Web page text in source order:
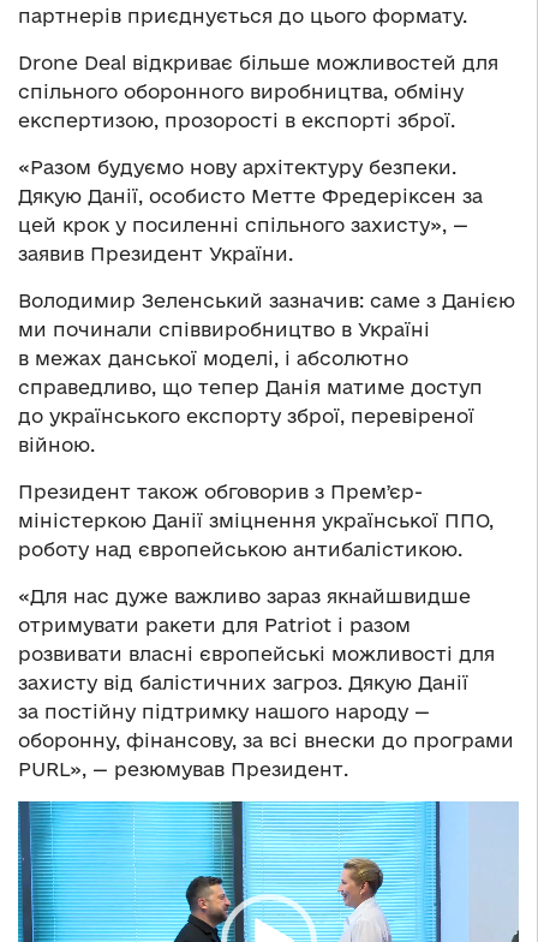
партнерів приєднується до цього формату.
Drone Deal відкриває більше можливостей для
спільного оборонного виробництва, обміну
експертизою, прозорості в експорті зброї.
«Разом будуємо нову архітектуру безпеки.
Дякую Данії, особисто Метте Фредеріксен за
цей крок у посиленні спільного захисту», —
заявив Президент України.
Володимир Зеленський зазначив: саме з Данією
ми починали співвиробництво в Україні
в межах данської моделі, і абсолютно
справедливо, що тепер Данія матиме доступ
до українського експорту зброї, перевіреної
війною.
Президент також обговорив з Премʼєр-
міністеркою Данії зміцнення української ППО,
роботу над європейською антибалістикою.
«Для нас дуже важливо зараз якнайшвидше
отримувати ракети для Patriot і разом
розвивати власні європейські можливості для
захисту від балістичних загроз. Дякую Данії
за постійну підтримку нашого народу —
оборонну, фінансову, за всі внески до програми
PURL», — резюмував Президент.
Відеопрогравач